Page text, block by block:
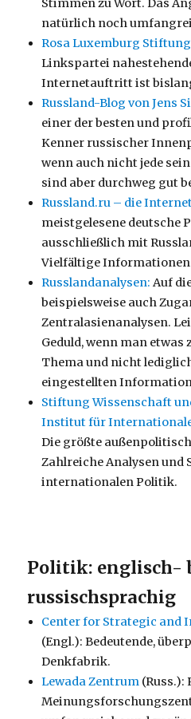
Stimmen zu Wort. Das
natürlich noch
Rosa Luxemburg
Linkspartei
Internetauftritt ist
Russland-Blog von Jens
einer der besten und
Kenner russischer
wenn auch nicht jede
sind aber durchweg gut
Russland.ru – die
meistgelesene deutsche
ausschließlich mit
Vielfältige
Russlandanalysen: Auf
beispielsweise auch
Zentralasienanalysen.
Geduld, wenn man etwas
Thema und nicht
eingestellten
Stiftung Wissenschaft
Institut für
Die größte
Zahlreiche Analysen und
internationalen Politik.
Politik: englisch-
russischsprachig
Center for Strategic and
(Engl.): Bedeutende,
Denkfabrik.
Lewada Zentrum (Russ.):